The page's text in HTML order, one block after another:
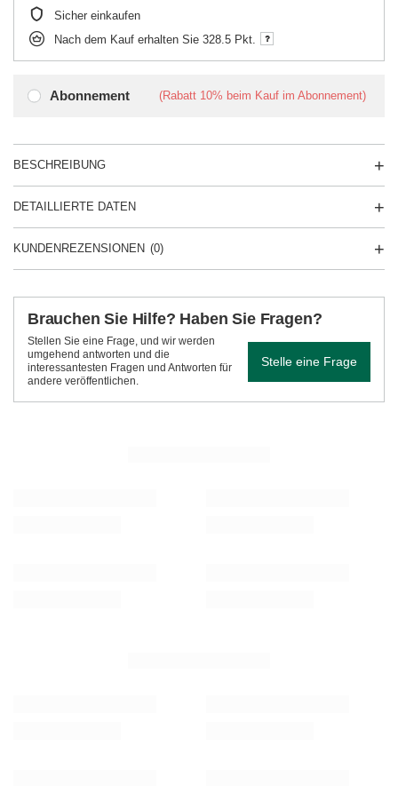
Abonnement (Rabatt 10% beim Kauf im Abonnement)
Sicher einkaufen
Nach dem Kauf erhalten Sie 328.5 Pkt.
BESCHREIBUNG
DETAILLIERTE DATEN
KUNDENREZENSIONEN (0)
Brauchen Sie Hilfe? Haben Sie Fragen?
Stellen Sie eine Frage, und wir werden
umgehend antworten und die
interessantesten Fragen und Antworten für
andere veröffentlichen.
Stelle eine Frage